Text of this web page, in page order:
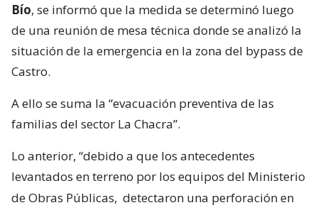
Bío, se informó que la medida se determinó luego
de una reunión de mesa técnica donde se analizó la
situación de la emergencia en la zona del bypass de
Castro.
A ello se suma la “evacuación preventiva de las
familias del sector La Chacra”.
Lo anterior, “debido a que los antecedentes
levantados en terreno por los equipos del Ministerio
de Obras Públicas, detectaron una perforación en